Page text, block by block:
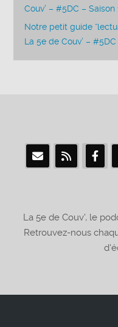
Couv’ – #5DC –
Notre petit guide
La 5e de Couv’ –
La 5e de Couv', le
Retrouvez-nous